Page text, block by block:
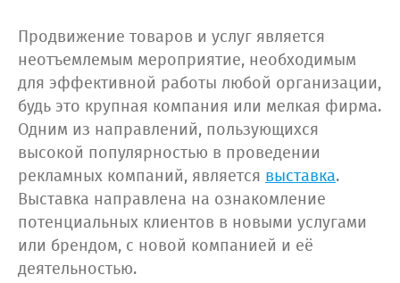
Продвижение товаров и услуг является
неотъемлемым мероприятие, необходимым
для эффективной работы любой организации,
будь это крупная компания или мелкая фирма.
Одним из направлений, пользующихся
высокой популярностью в проведении
рекламных компаний, является выставка.
Выставка направлена на ознакомление
потенциальных клиентов в новыми услугами
или брендом, с новой компанией и её
деятельностью.